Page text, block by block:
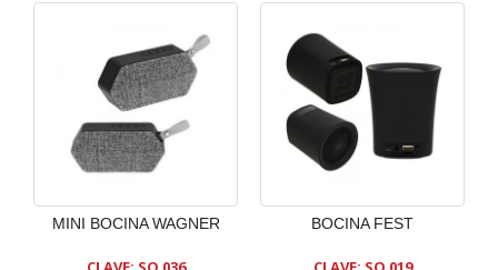
MINI BOCINA WAGNER BOCINA FEST